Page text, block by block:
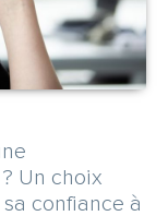
? Un choix
confiance à